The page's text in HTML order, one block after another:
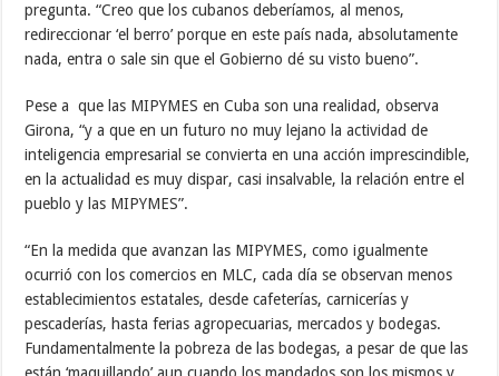
pregunta. “Creo que los cubanos deberíamos, al menos,
redireccionar ‘el berro’ porque en este país nada, absolutamente
nada, entra o sale sin que el Gobierno dé su visto bueno”.
Pese a que las MIPYMES en Cuba son una realidad, observa
Girona, “y a que en un futuro no muy lejano la actividad de
inteligencia empresarial se convierta en una acción imprescindible,
en la actualidad es muy dispar, casi insalvable, la relación entre el
pueblo y las MIPYMES”.
“En la medida que avanzan las MIPYMES, como igualmente
ocurrió con los comercios en MLC, cada día se observan menos
establecimientos estatales, desde cafeterías, carnicerías y
pescaderías, hasta ferias agropecuarias, mercados y bodegas.
Fundamentalmente la pobreza de las bodegas, a pesar de que las